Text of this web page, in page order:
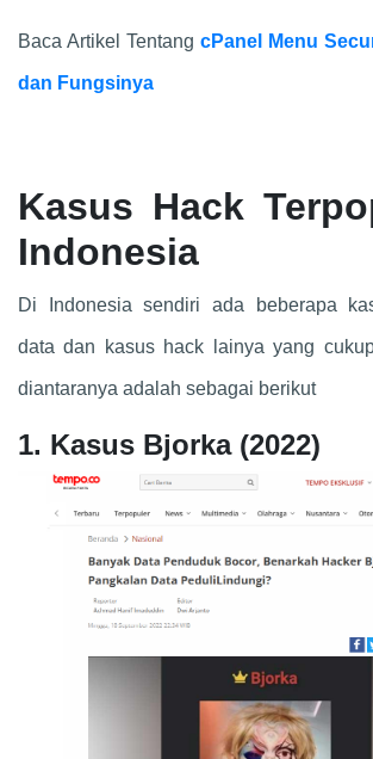
Baca Artikel Tentang cPanel Menu
dan Fungsinya
Kasus Hack
Indonesia
Di Indonesia sendiri ada beberapa
data dan kasus hack lainya yang
diantaranya adalah sebagai berikut
1. Kasus Bjorka (2022)